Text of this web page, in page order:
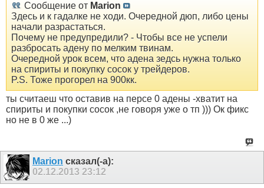
Сообщение от Marion
Здесь и к гадалке не ходи. Очередной дюп, либо цены
начали разрастаться.
Почему не предупредили? - Чтобы все не успели
разбросать адену по мелким твинам.
Очередной урок всем, что адена зедсь нужна только
на спириты и покупку сосок у трейдеров.
P.S. Тоже прогорел на 900кк.
ты считаеш что оставив на персе 0 адены -хватит на
спириты и покупки сосок ,не говоря уже о тп ))) Ок фикс
но не в 0 же ...)
Marion сказал(-а):
02.12.2013 23:12